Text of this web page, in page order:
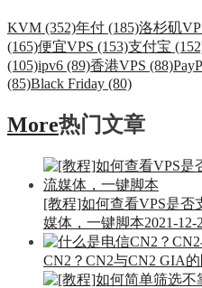
KVM (352)年付 (185)洛杉矶
(165)便宜VPS (153)支付宝
(105)ipv6 (89)香港VPS (88)
(85)Black Friday (80)
More热门文章
[教程]如何查看VPS是否
媒体，一键脚本2021-12-
CN2？CN2与CN2 GIA的